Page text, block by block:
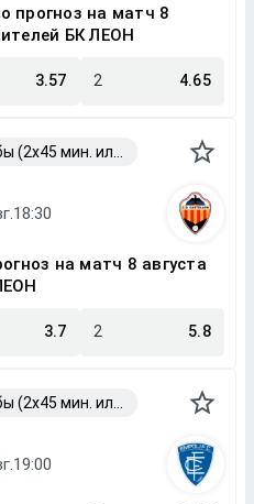
прогноз на матч 8
БК ЛЕОН
3.57 2 4.65
на матч 8 августа
3.7 2 5.8